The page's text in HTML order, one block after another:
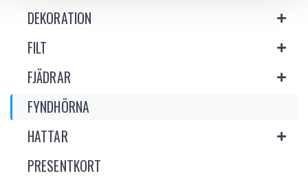
DEKORATION
FILT
FJÄDRAR
FYNDHÖRNA
HATTAR
PRESENTKORT